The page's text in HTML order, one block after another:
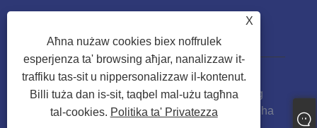
Copyright © 2022 Zhejiang Suote Sewing
Machine Mechanism Co., Ltd Id-drittijiet kollha
X
Aħna nużaw cookies biex noffrulek
esperjenza ta' browsing aħjar, nanalizzaw it-
traffiku tas-sit u nippersonalizzaw il-kontenut.
Billi tuża dan is-sit, taqbel mal-użu tagħna
tal-cookies. Politika ta' Privatezza